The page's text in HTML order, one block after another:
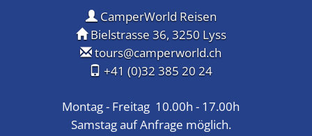
CamperWorld Reisen
Bielstrasse 36, 3250 Lyss
tours@camperworld.ch
+41 (0)32 385 20 24
Montag - Freitag 10.00h - 17.00h
Samstag auf Anfrage möglich.